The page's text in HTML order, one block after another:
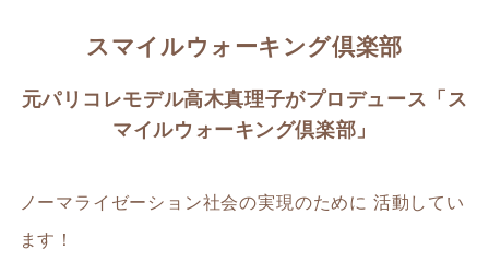
スマイルウォーキング倶楽部
元パリコレモデル高木真理子がプロデュース「ス
マイルウォーキング倶楽部」
ノーマライゼーション社会の実現のために 活動してい
ます！